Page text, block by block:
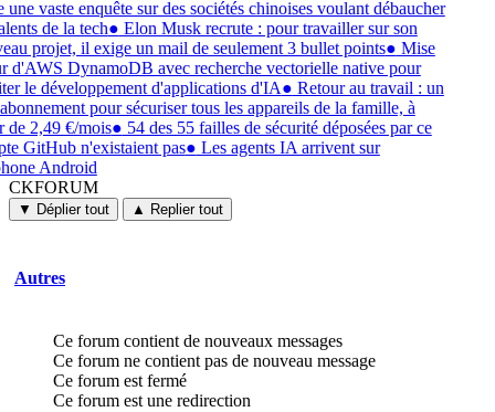
une vaste enquête sur des sociétés chinoises voulant débaucher
de la tech●Elon Musk recrute : pour travailler sur son
projet, il exige un mail de seulement 3 bullet points●Mise
d'AWS DynamoDB avec recherche vectorielle native pour
le développement d'applications d'IA●Retour au travail : un
pour sécuriser tous les appareils de la famille, à
de 2,49 €/mois●54 des 55 failles de sécurité déposées par ce
GitHub n'existaient pas●Les agents IA arrivent sur
Android
CKFORUM
CKFORUM
Forums
discussions
▼ Déplier tout ▲ Replier tout
Autres
Ce forum contient de nouveaux messages
Ce forum ne contient pas de nouveau message
Ce forum est fermé
Ce forum est une redirection